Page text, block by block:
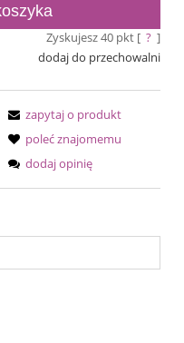
Zyskujesz40pkt [ ? ]
dodaj do przechowalni
zapytaj o produkt
poleć znajomemu
dodaj opinię
płatności